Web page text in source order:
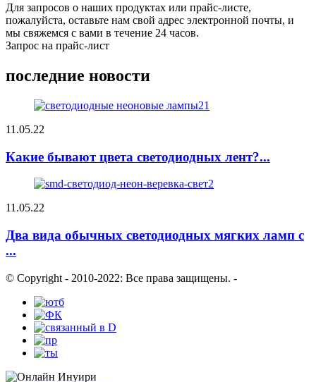
Для запросов о наших продуктах или прайс-листе,
пожалуйста, оставьте нам свой адрес электронной почты, и
мы свяжемся с вами в течение 24 часов.
Запрос на прайс-лист
последние новости
11.05.22
Какие бывают цвета светодиодных лент?...
11.05.22
Два вида обычных светодиодных мягких ламп с
...
© Copyright - 2010-2022: Все права защищены. -